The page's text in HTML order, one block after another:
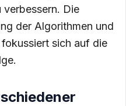
verbessern. Die
der Algorithmen und
sich auf die